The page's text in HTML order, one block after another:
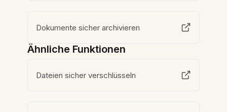
Dokumente sicher archivieren
Ähnliche Funktionen
Dateien sicher verschlüsseln